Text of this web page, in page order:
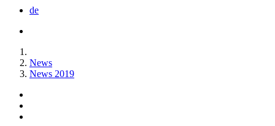
de
News
News 2019